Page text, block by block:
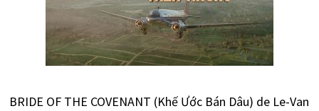
BRIDE OF THE COVENANT (Khế Ước Bán Dâu) de Le-Van